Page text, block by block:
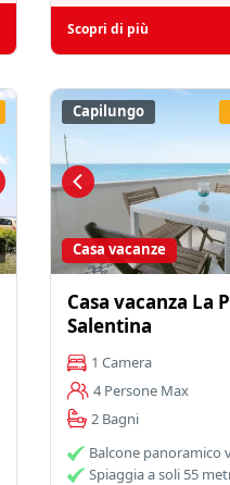
Scopri di più
Capilungo
Casa vacanze
Casa vacanza La
Salentina
1 Camera
4 Persone Max
2 Bagni
Balcone panoramico
Spiaggia a soli 55